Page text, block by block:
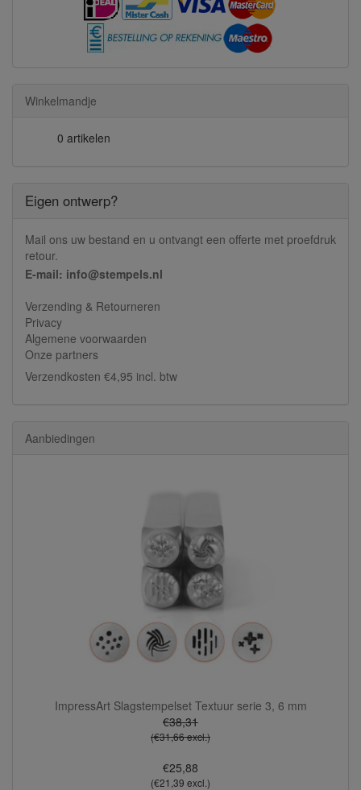
Winkelmandje
0 artikelen
Eigen ontwerp?
Mail ons uw bestand en u ontvangt een offerte met proefdruk
retour.
E-mail: info@stempels.nl
Verzending & Retourneren
Privacy
Algemene voorwaarden
Onze partners
Verzendkosten €4,95 incl. btw
Aanbiedingen
ImpressArt Slagstempelset Textuur serie 3, 6 mm
€38,31
(€31,66 excl.)
€25,88
(€21,39 excl.)